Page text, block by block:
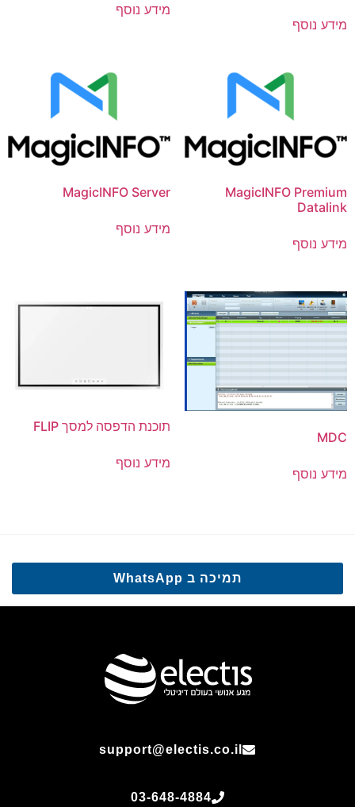
מידע נוסף
מידע נוסף
MagicINFO Premium
Datalink
מידע נוסף
MagicINFO Server
מידע נוסף
MDC
מידע נוסף
תוכנת הדפסה למסך FLIP
מידע נוסף
תמיכה ב WhatsApp
support@electis.co.il
03-648-4884